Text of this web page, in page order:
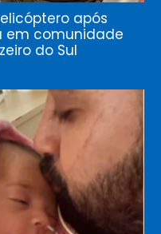
após
em comunidade
do Sul